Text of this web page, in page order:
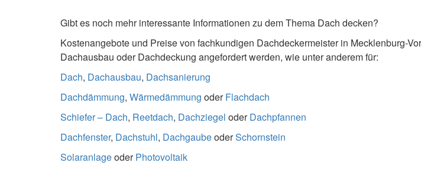
Gibt es noch mehr interessante Informationen zu dem Thema Dach decken?
Kostenangebote und Preise von fachkundigen Dachdeckermeister in Mecklenburg-
Dachausbau oder Dachdeckung angefordert werden, wie unter anderem für:
Dach, Dachausbau, Dachsanierung
Dachdämmung, Wärmedämmung oderFlachdach
Schiefer – Dach, Reetdach, Dachziegel oderDachpfannen
Dachfenster, Dachstuhl, DachgaubeoderSchornstein
SolaranlageoderPhotovoltaik